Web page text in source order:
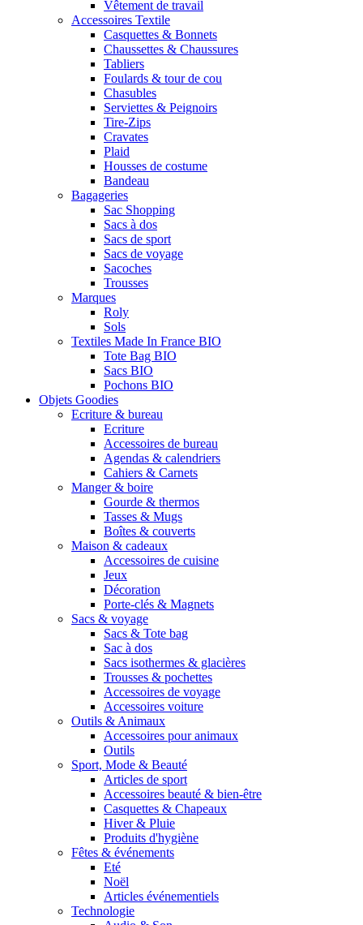
Vêtement de travail
Accessoires Textile
Casquettes & Bonnets
Chaussettes & Chaussures
Tabliers
Foulards & tour de cou
Chasubles
Serviettes & Peignoirs
Tire-Zips
Cravates
Plaid
Housses de costume
Bandeau
Bagageries
Sac Shopping
Sacs à dos
Sacs de sport
Sacs de voyage
Sacoches
Trousses
Marques
Roly
Sols
Textiles Made In France BIO
Tote Bag BIO
Sacs BIO
Pochons BIO
Objets Goodies
Ecriture & bureau
Ecriture
Accessoires de bureau
Agendas & calendriers
Cahiers & Carnets
Manger & boire
Gourde & thermos
Tasses & Mugs
Boîtes & couverts
Maison & cadeaux
Accessoires de cuisine
Jeux
Décoration
Porte-clés & Magnets
Sacs & voyage
Sacs & Tote bag
Sac à dos
Sacs isothermes & glacières
Trousses & pochettes
Accessoires de voyage
Accessoires voiture
Outils & Animaux
Accessoires pour animaux
Outils
Sport, Mode & Beauté
Articles de sport
Accessoires beauté & bien-être
Casquettes & Chapeaux
Hiver & Pluie
Produits d'hygiène
Fêtes & événements
Eté
Noël
Articles événementiels
Technologie